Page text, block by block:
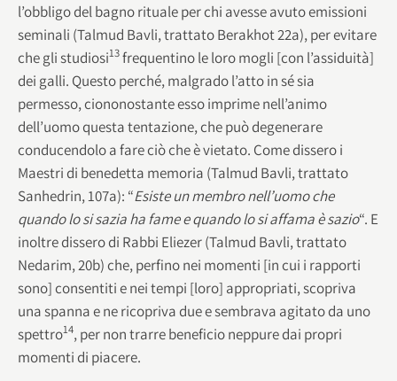
l’obbligo del bagno rituale per chi avesse avuto emissioni
seminali (Talmud Bavli, trattato Berakhot 22a), per evitare
che gli studiosi13frequentino le loro mogli [con l’assiduità]
dei galli. Questo perché, malgrado l’atto in sé sia
permesso, ciononostante esso imprime nell’animo
dell’uomo questa tentazione, che può degenerare
conducendolo a fare ciò che è vietato. Come dissero i
Maestri di benedetta memoria (Talmud Bavli, trattato
Sanhedrin, 107a): “Esiste un membro nell’uomo che
quando lo si sazia ha fame e quando lo si affama è sazio“. E
inoltre dissero di Rabbi Eliezer (Talmud Bavli, trattato
Nedarim, 20b) che, perfino nei momenti [in cui i rapporti
sono] consentiti e nei tempi [loro] appropriati, scopriva
una spanna e ne ricopriva due e sembrava agitato da uno
spettro14, per non trarre beneficio neppure dai propri
momenti di piacere.